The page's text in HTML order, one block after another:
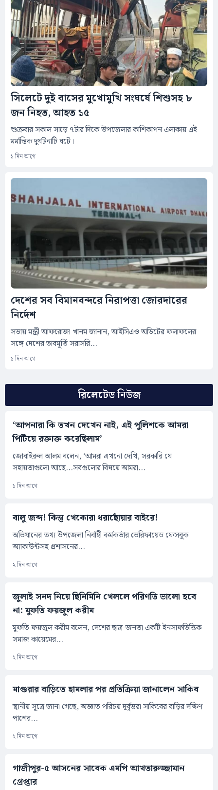
রিলেটেড নিউজ
‘আপনারা কি তখন দেখেন নাই, এই পুলিশকে আমরা
পিটিয়ে রক্তাক্ত করেছিলাম’
জোবাইরুল আলম বলেন, ‘আমরা এখনো দেখি, সরকারি যে
সহায়তাগুলো আছে...সবগুলোর বিষয়ে আমরা...
১ দিন আগে
বালু জব্দ! কিন্তু খেকোরা ধরাছোঁয়ার বাইরে!
অভিযানের তথ্য উপজেলা নির্বাহী কর্মকর্তার ভেরিফায়েড ফেসবুক
অ্যাকাউন্টসহ প্রশাসনের...
২ দিন আগে
জুলাই সনদ নিয়ে ছিনিমিনি খেললে পরিণতি ভালো হবে
না: মুফতি ফয়জুল করীম
মুফতি ফয়জুল করীম বলেন, দেশের ছাত্র-জনতা একটি ইনসাফভিত্তিক
সমাজ কায়েমের...
২ দিন আগে
মাগুরার বাড়িতে হামলার পর প্রতিক্রিয়া জানালেন সাকিব
স্থানীয় সূত্রে জানা গেছে, অজ্ঞাত পরিচয় দুর্বৃত্তরা সাকিবের বাড়ির দক্ষিণ
পাশের...
২ দিন আগে
গাজীপুর-৫ আসনের সাবেক এমপি আখতারুজ্জামান
গ্রেপ্তার
সিলেটে দুই বাসের মুখোমুখি সংঘর্ষে শিশুসহ ৮
জন নিহত, আহত ১৫
শুক্রবার সকাল সাড়ে ৭টার দিকে উপজেলার কাশিকাপন এলাকায় এই
মর্মান্তিক দুর্ঘটনাটি ঘটে।
১ দিন আগে
দেশের সব বিমানবন্দরে নিরাপত্তা জোরদারের
নির্দেশ
সভায় মন্ত্রী আফরোজা খানম জানান, আইসিএও অডিটের ফলাফলের
সঙ্গে দেশের ভাবমূর্তি সরাসরি...
১ দিন আগে